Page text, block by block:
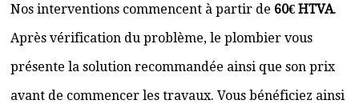
Nos interventions commencent à partir de 60€ HTVA.
Après vérification du problème, le plombier vous
présente la solution recommandée ainsi que son prix
avant de commencer les travaux. Vous bénéficiez ainsi